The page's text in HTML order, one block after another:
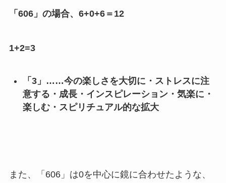
「606」の場合、6+0+6＝12
1+2=3
「3」……今の楽しさを大切に・ストレスに注
意する・成長・インスピレーション・気楽に・
楽しむ・スピリチュアル的な拡大
また、「606」は0を中心に鏡に合わせたような、